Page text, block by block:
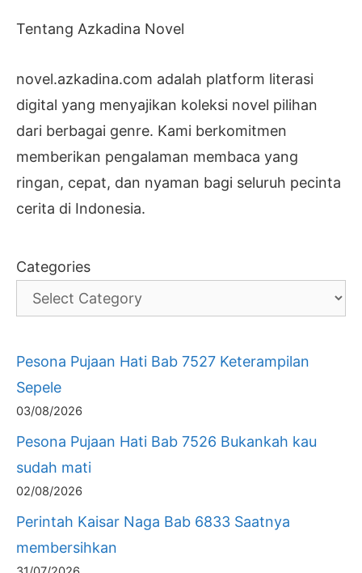
Tentang Azkadina Novel
novel.azkadina.com adalah platform literasi
digital yang menyajikan koleksi novel pilihan
dari berbagai genre. Kami berkomitmen
memberikan pengalaman membaca yang
ringan, cepat, dan nyaman bagi seluruh pecinta
cerita di Indonesia.
Categories
Pesona Pujaan Hati Bab 7527 Keterampilan
Sepele
03/08/2026
Pesona Pujaan Hati Bab 7526 Bukankah kau
sudah mati
02/08/2026
Perintah Kaisar Naga Bab 6833 Saatnya
membersihkan